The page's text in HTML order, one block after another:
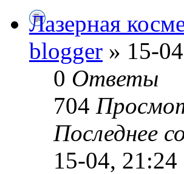
Лазерная
blogger » 15-
0 Ответы
704
Последнее
15-04, 21:24